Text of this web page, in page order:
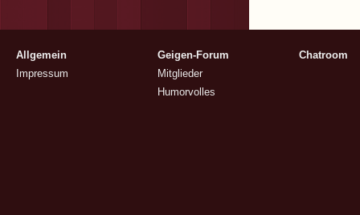
Allgemein
Impressum
Geigen-Forum
Mitglieder
Humorvolles
Chatroom